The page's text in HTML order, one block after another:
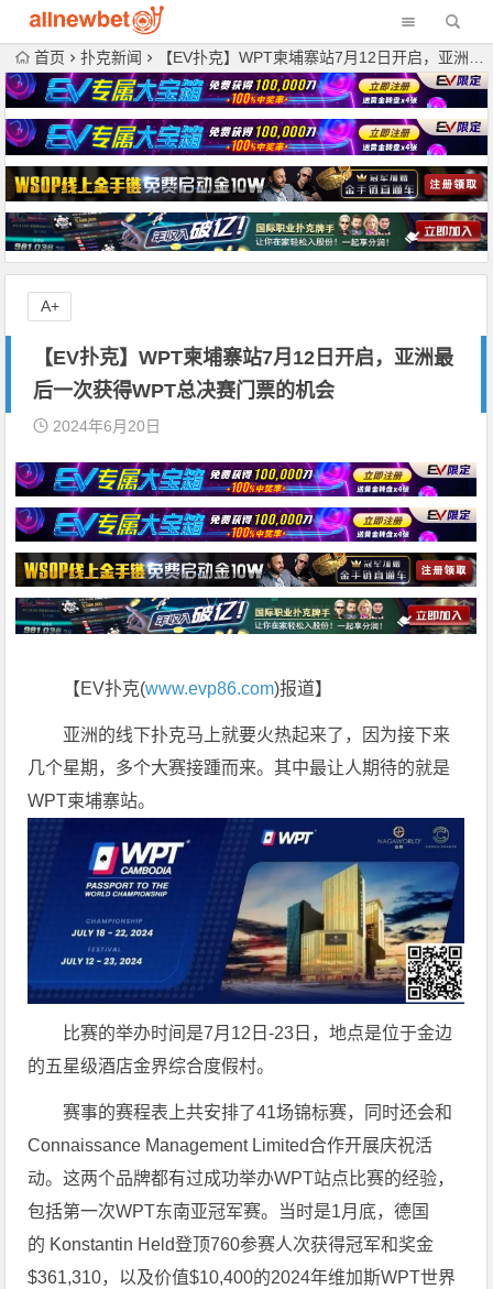
首页 扑克新闻 【EV扑克】WPT柬埔寨站7月12日开启，亚洲最后一次获得WPT总决赛门票的机会
【EV扑克】WPT柬埔寨站7月12日开启，亚洲最
后一次获得WPT总决赛门票的机会
2024年6月20日
【EV扑克(www.evp86.com)报道】
亚洲的线下扑克马上就要火热起来了，因为接下来
几个星期，多个大赛接踵而来。其中最让人期待的就是
WPT柬埔寨站。
比赛的举办时间是7月12日-23日，地点是位于金边
的五星级酒店金界综合度假村。
赛事的赛程表上共安排了41场锦标赛，同时还会和
Connaissance Management Limited合作开展庆祝活
动。这两个品牌都有过成功举办WPT站点比赛的经验，
包括第一次WPT东南亚冠军赛。当时是1月底，德国
的 Konstantin Held登顶760参赛人次获得冠军和奖金
$361,310，以及价值$10,400的2024年维加斯WPT世界
A+